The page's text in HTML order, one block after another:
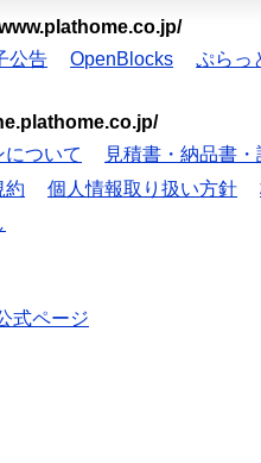
公告 OpenBlocks ぷらっ
ついて 見積書・納品書
約 個人情報取り扱い方針
式ページ